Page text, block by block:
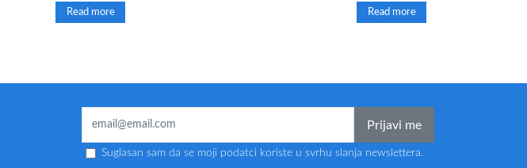
Read more Read more
Prijavi me
Suglasan sam da se moji podatci koriste u svrhu slanja newslettera.